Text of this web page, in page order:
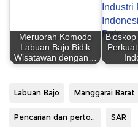
Meruorah Komodo
Labuan Bajo Bidik
Wisatawan dengan…
Bioskop
Labuan Bajo Manggarai Barat
Pencarian dan pertolongan SAR